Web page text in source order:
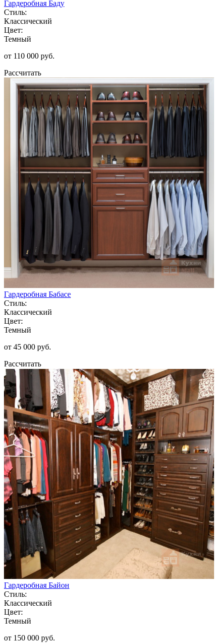
Гардеробная Баду
Стиль:
Классический
Цвет:
Темный
от 110 000 руб.
Рассчитать
Гардеробная Бабасе
Стиль:
Классический
Цвет:
Темный
от 45 000 руб.
Рассчитать
Гардеробная Байон
Стиль:
Классический
Цвет:
Темный
от 150 000 руб.